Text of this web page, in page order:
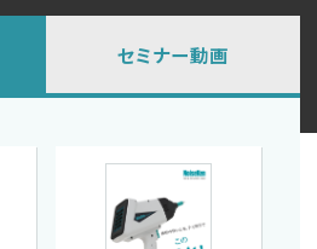
セミナー動画